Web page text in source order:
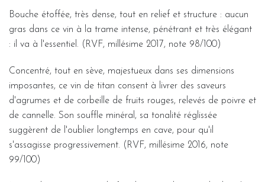
Bouche étoffée, très dense, tout en relief et structure : aucun
gras dans ce vin à la trame intense, pénétrant et très élégant
: il va à l'essentiel. (RVF, millésime 2017, note 98/100)
Concentré, tout en sève, majestueux dans ses dimensions
imposantes, ce vin de titan consent à livrer des saveurs
d'agrumes et de corbeille de fruits rouges, relevés de poivre et
de cannelle. Son souffle minéral, sa tonalité réglissée
suggèrent de l'oublier longtemps en cave, pour qu'il
s'assagisse progressivement. (RVF, millésime 2016, note
99/100)